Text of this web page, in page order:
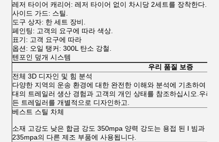
레저 타이어 캐리어: 레저 타이어 없이 차시당 2세트를 장착한다.
사이드 가드: 스틸.
도구 상자: 한 세트 장비.
페인팅: 고객의 요구에 따라 색상.
표기: 고객 요구에 따라
옵션: 오일 탱커: 300L 탄소 강철.
텐포인 덮개 시스템
우리 품질 보증
전체 3D 디자인 및 힘 분석
다양한 지역의 운송 환경에 대한 완전한 이해와 분석에 기초하여 수
대의 트레일러 생산 경험과 고객의 개인 상태를 참조하십시오.우리
든 트레일러를 개별적으로 디자인하고.
베스트 스틸 차체
소재 고강도 낮은 합금 강도 350mpa 양력 강도는 용접 된 I 빔과
235mpa의 다른 제조 부품에 사용됩니다.